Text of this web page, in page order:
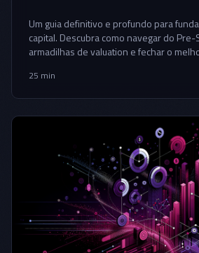
Um guia definitivo e profundo para
capital. Descubra como navegar do
armadilhas de valuation e fechar o
25 min